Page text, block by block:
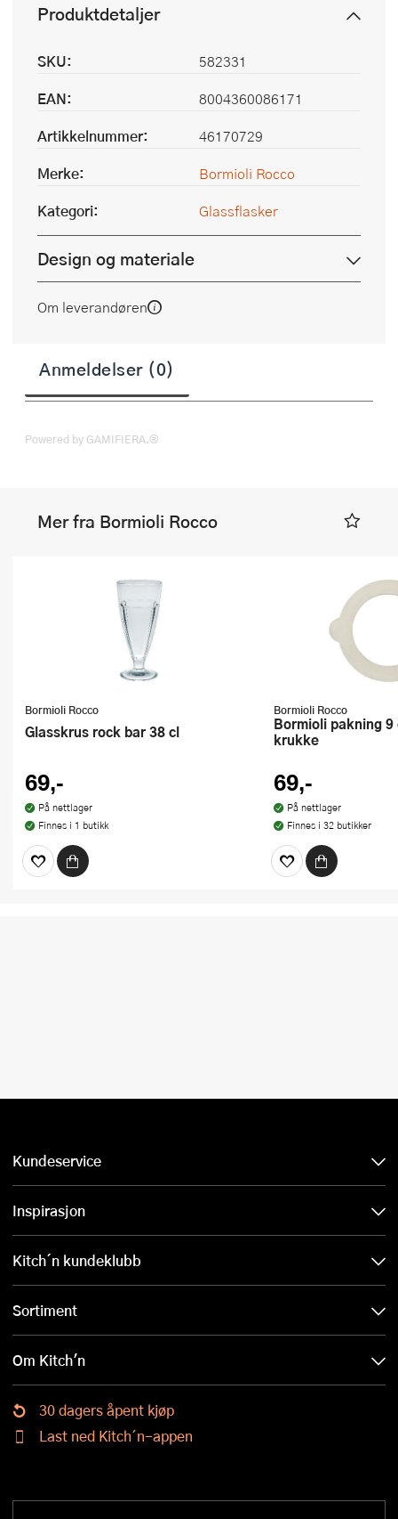
Produktdetaljer
SKU:
582331
EAN:
8004360086171
Artikkelnummer:
46170729
Merke:
Bormioli Rocco
Kategori:
Glassflasker
Design og materiale
Om leverandøren
Anmeldelser (0)
Powered by GAMIFIERA.®
Mer fra Bormioli Rocco
Bormioli Rocco
Glasskrus rock bar 38 cl
69,-
På nettlager
Finnes i 1 butikk
Bormioli Rocco
Bormioli pakning 9 cm 6 stk til
krukke
69,-
På nettlager
Finnes i 32 butikker
Kundeservice
Inspirasjon
Kitch´n kundeklubb
Sortiment
Om Kitch'n
30 dagers åpent kjøp
Last ned Kitch´n-appen